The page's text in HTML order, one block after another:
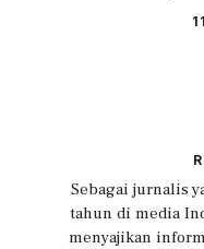
Sebagai jurnalis
tahun di media
menyajikan